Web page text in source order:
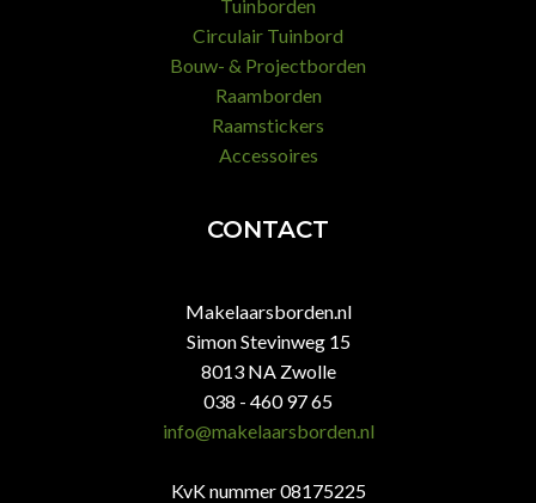
Tuinborden
Circulair Tuinbord
Bouw- & Projectborden
Raamborden
Raamstickers
Accessoires
CONTACT
Makelaarsborden.nl
Simon Stevinweg 15
8013 NA Zwolle
038 - 460 97 65
info@makelaarsborden.nl
KvK nummer 08175225